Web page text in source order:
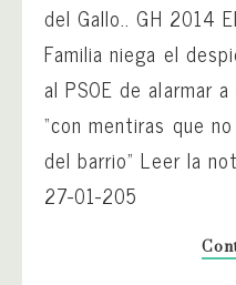
del Gallo.. GH 2014
Familia niega el
al PSOE de alarmar
“con mentiras que
del barrio” Leer la
27-01-205